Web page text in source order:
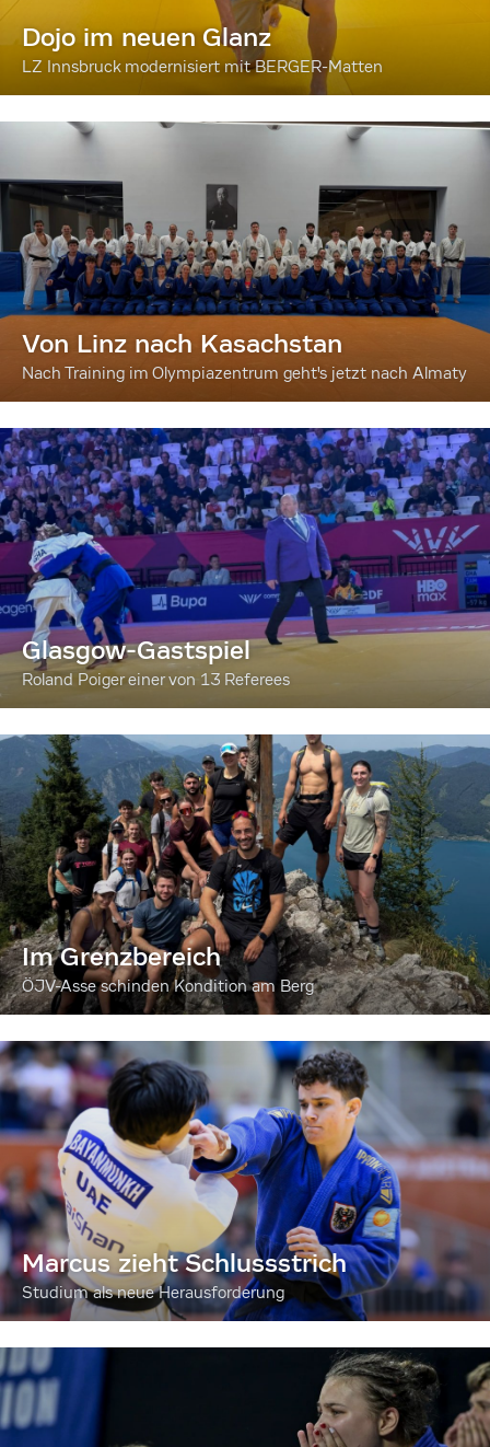
Dojo im neuen Glanz
LZ Innsbruck modernisiert mit BERGER-Matten
Von Linz nach Kasachstan
Nach Training im Olympiazentrum geht's jetzt nach Almaty
Glasgow-Gastspiel
Roland Poiger einer von 13 Referees
Im Grenzbereich
ÖJV-Asse schinden Kondition am Berg
Marcus zieht Schlussstrich
Studium als neue Herausforderung